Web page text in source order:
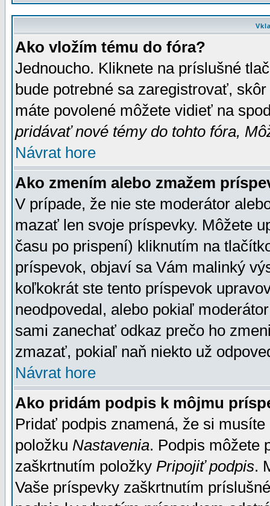
Ako vložím tému do fóra?
Jednoucho. Kliknete na príslušné
bude potrebné sa zaregistrovať,
máte povolené môžete vidieť na
pridávať nové témy do tohto fóra,
Návrat hore
Ako zmením alebo zmažem
V prípade, že nie ste moderátor
mazať len svoje príspevky. Môžete
času po prispení) kliknutím na
príspevok, objaví sa Vám malinký
koľkokrát ste tento príspevok
neodpovedal, alebo pokiaľ
sami zanechať odkaz prečo ho
zmazať, pokiaľ naň niekto už
Návrat hore
Ako pridám podpis k môjmu
Pridať podpis znamená, že si
položku Nastavenia. Podpis môžete
zaškrtnutím položky Pripojiť podpis.
Vaše príspevky zaškrtnutím